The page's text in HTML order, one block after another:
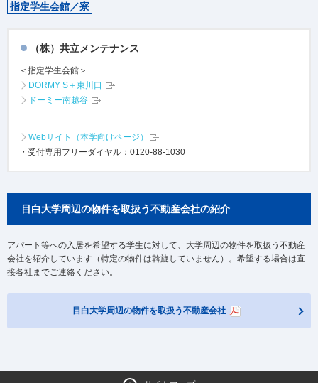
指定学生会館／寮
（株）共立メンテナンス
＜指定学生会館＞
DORMY S＋東川口
ドーミー南越谷
Webサイト（本学向けページ）
・受付専用フリーダイヤル：0120-88-1030
目白大学周辺の物件を取扱う不動産会社の紹介
アパート等への入居を希望する学生に対して、大学周辺の物件を取扱う不動産
会社を紹介しています（特定の物件は斡旋していません）。希望する場合は直
接各社までご連絡ください。
目白大学周辺の物件を取扱う不動産会社